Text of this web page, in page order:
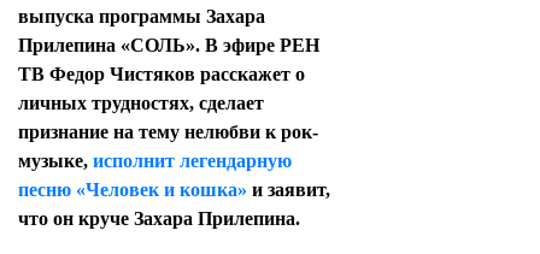
выпуска программы Захара
Прилепина «СОЛЬ». В эфире РЕН
ТВ Федор Чистяков расскажет о
личных трудностях, сделает
признание на тему нелюбви к рок-
музыке, исполнит легендарную
песню «Человек и кошка» и заявит,
что он круче Захара Прилепина.